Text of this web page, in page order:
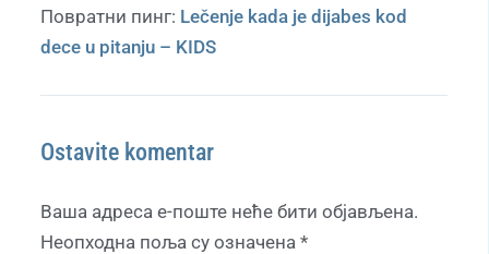
Повратни пинг: Lečenje kada je dijabes kod
dece u pitanju – KIDS
Ostavite komentar
Ваша адреса е-поште неће бити објављена.
Неопходна поља су означена *